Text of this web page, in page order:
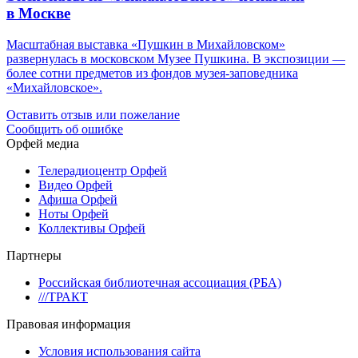
в Москве
Масштабная выставка «Пушкин в Михайловском»
развернулась в московском Музее Пушкина. В экспозиции —
более сотни предметов из фондов музея-заповедника
«Михайловское».
Оставить отзыв или пожелание
Сообщить об ошибке
Орфей медиа
Телерадиоцентр Орфей
Видео Орфей
Афиша Орфей
Ноты Орфей
Коллективы Орфей
Партнеры
Российская библиотечная ассоциация (РБА)
///ТРАКТ
Правовая информация
Условия использования сайта